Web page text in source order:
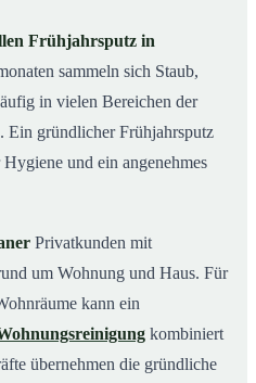
in Ehningen?
Frühjahrsputz
Frühjahrsputz in
sammeln sich Staub,
in vielen Bereichen der
Ein gründlicher Frühjahrsputz
und ein angenehmes
Privatkunden mit
um Wohnung und Haus. Für
kann ein
kombiniert
übernehmen die gründliche